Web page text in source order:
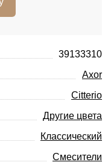
39133310
Axor
Citterio
Другие цвета
Классический
Смесители